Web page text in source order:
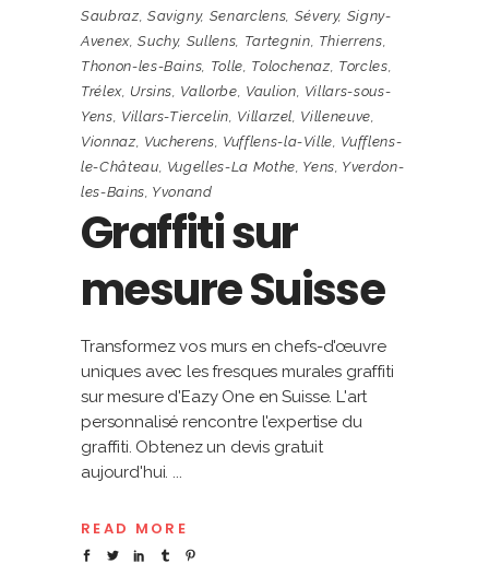
Saubraz, Savigny, Senarclens, Sévery, Signy-
Avenex,Suchy, Sullens, Tartegnin, Thierrens,
Thonon-les-Bains, Tolle, Tolochenaz, Torcles,
Trélex, Ursins, Vallorbe, Vaulion, Villars-sous-
Yens, Villars-Tiercelin, Villarzel, Villeneuve,
Vionnaz, Vucherens, Vufflens-la-Ville, Vufflens-
le-Château, Vugelles-La Mothe, Yens, Yverdon-
les-Bains, Yvonand
Graffiti sur
mesure Suisse
Transformez vos murs en chefs-d'œuvre
uniques avec les fresques murales graffiti
sur mesure d'Eazy One en Suisse. L'art
personnalisé rencontre l'expertise du
graffiti. Obtenez un devis gratuit
aujourd'hui.
READ MORE